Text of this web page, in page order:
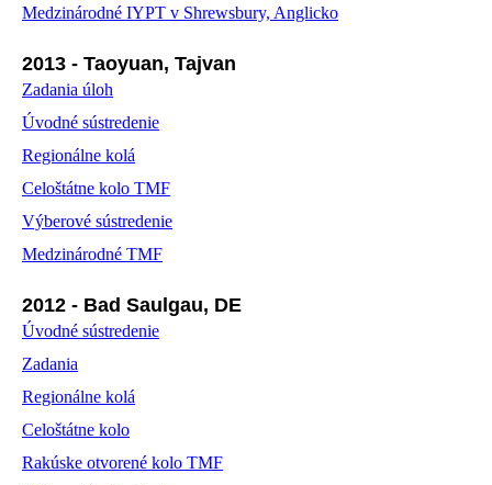
Medzinárodné IYPT v Shrewsbury, Anglicko
2013 - Taoyuan, Tajvan
Zadania úloh
Úvodné sústredenie
Regionálne kolá
Celoštátne kolo TMF
Výberové sústredenie
Medzinárodné TMF
2012 - Bad Saulgau, DE
Úvodné sústredenie
Zadania
Regionálne kolá
Celoštátne kolo
Rakúske otvorené kolo TMF